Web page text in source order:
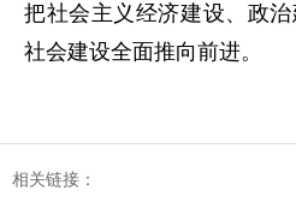
把社会主义经济建设、政
社会建设全面推向前进。
相关链接：